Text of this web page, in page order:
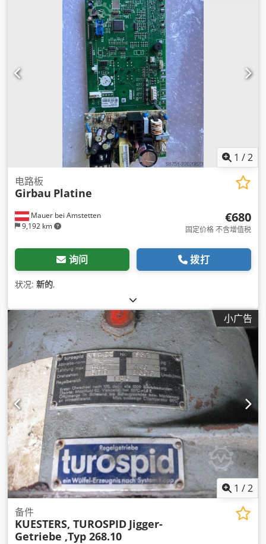
1 /2
Mauer bei Amstetten
9,192 km
电路板
Girbau Platine
€680
固定价格 不含增值税
询问 拨打
状况: 新的,
小广告
1 /2
备件
KUESTERS, TUROSPID Jigger-
Getriebe ,Typ 268.10